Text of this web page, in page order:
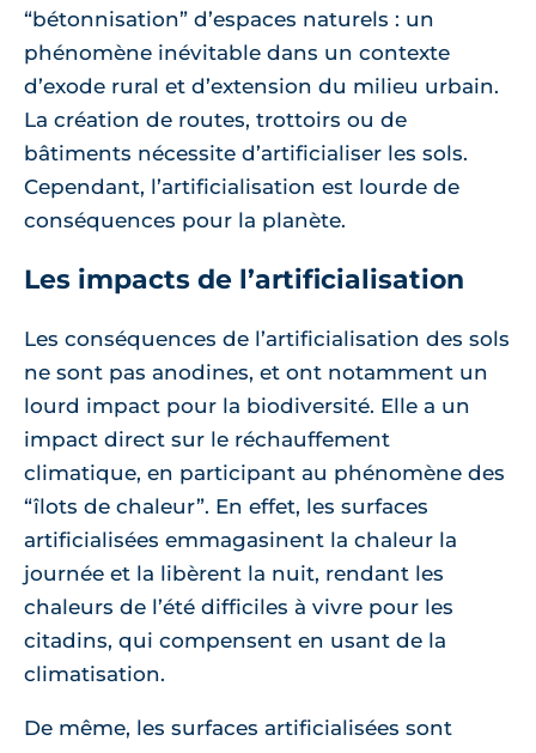
“bétonnisation” d’espaces naturels : un
phénomène inévitable dans un contexte
d’exode rural et d’extension du milieu urbain.
La création de routes, trottoirs ou de
bâtiments nécessite d’artificialiser les sols.
Cependant, l’artificialisation est lourde de
conséquences pour la planète.
Les impacts de l’artificialisation
Les conséquences de l’artificialisation des sols
ne sont pas anodines, et ont notamment un
lourd impact pour la biodiversité. Elle a un
impact direct sur le réchauffement
climatique, en participant au phénomène des
“îlots de chaleur”. En effet, les surfaces
artificialisées emmagasinent la chaleur la
journée et la libèrent la nuit, rendant les
chaleurs de l’été difficiles à vivre pour les
citadins, qui compensent en usant de la
climatisation.
De même, les surfaces artificialisées sont